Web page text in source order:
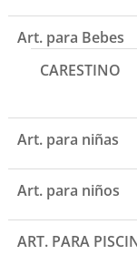
Art. para Bebes
CARESTINO
Art. para niñas
Art. para niños
ART. PARA